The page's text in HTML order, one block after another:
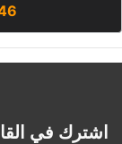
اشترك في